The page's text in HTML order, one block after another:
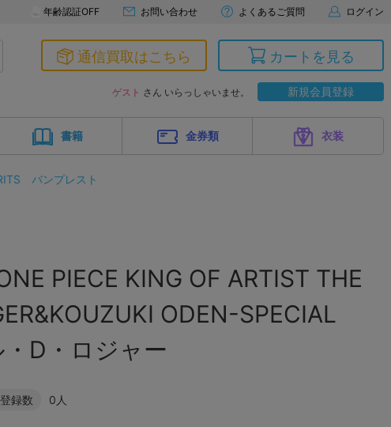
年齢認証OFF お問い合わせ よくあるご質問 ログイン
通信買取はこちら カートを見る
ゲスト さん いらっしゃいませ。 新規会員登録
書籍 金券類 衣装
バンプレスト
PIECE KING OF ARTIST THE
ODEN-SPECIAL
D・ロジャー
録数 0人